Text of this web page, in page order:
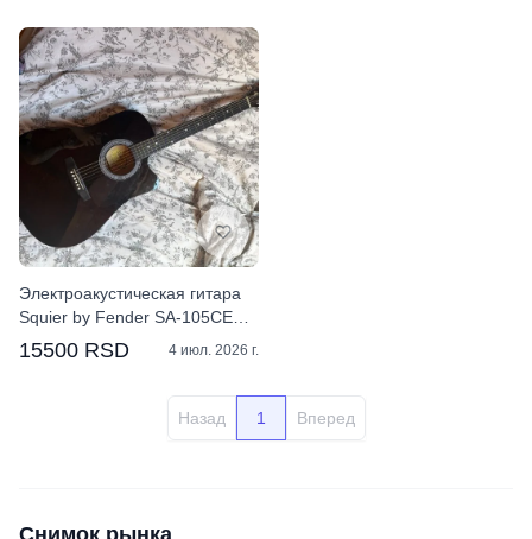
Электроакустическая гитара
Squier by Fender SA-105CE
Black
15500 RSD 4 июл. 2026 г.
Назад 1 Вперед
Снимок рынка